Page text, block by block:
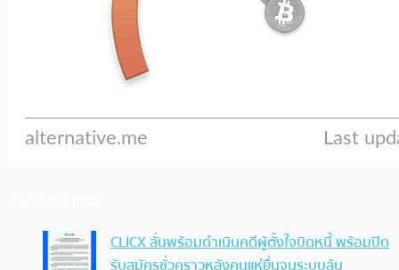
CLICX ลั่นพร้อมดำเนินคดีผู้ตั้งใจบิดหนี้ พร้อมปิด
รับสมัครชั่วคราวหลังคนแห่ยื่นจนระบบล้น